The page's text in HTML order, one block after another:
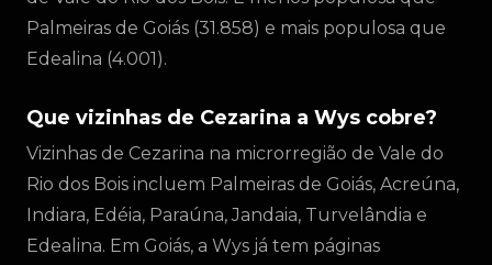
Palmeiras de Goiás (31.858) e mais populosa que
Edealina (4.001).
Que vizinhas de Cezarina a Wys cobre?
Vizinhas de Cezarina na microrregião de Vale do
Rio dos Bois incluem Palmeiras de Goiás, Acreúna,
Indiara, Edéia, Paraúna, Jandaia, Turvelândia e
Edealina. Em Goiás, a Wys já tem páginas